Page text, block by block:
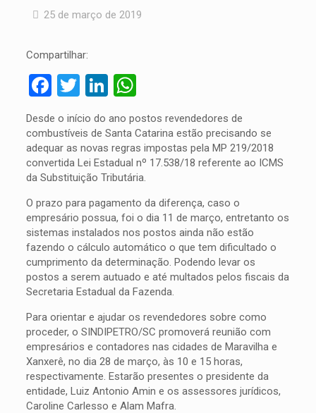
25 de março de 2019
Compartilhar:
Facebook
TwitterLinkedIn
WhatsApp
Desde o início do ano postos revendedores de
combustíveis de Santa Catarina estão precisando se
adequar as novas regras impostas pela MP 219/2018
convertida Lei Estadual nº 17.538/18 referente ao ICMS
da Substituição Tributária.
O prazo para pagamento da diferença, caso o
empresário possua, foi o dia 11 de março, entretanto os
sistemas instalados nos postos ainda não estão
fazendo o cálculo automático o que tem dificultado o
cumprimento da determinação. Podendo levar os
postos a serem autuado e até multados pelos fiscais da
Secretaria Estadual da Fazenda.
Para orientar e ajudar os revendedores sobre como
proceder, o SINDIPETRO/SC promoverá reunião com
empresários e contadores nas cidades de Maravilha e
Xanxerê, no dia 28 de março, às 10 e 15 horas,
respectivamente. Estarão presentes o presidente da
entidade, Luiz Antonio Amin e os assessores jurídicos,
Caroline Carlesso e Alam Mafra.